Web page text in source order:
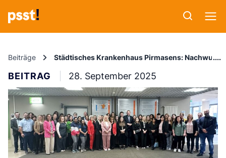
Beiträge Städtisches Krankenhaus Pirmasens:
BEITRAG 28. September 2025